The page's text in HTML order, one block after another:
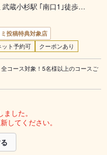
武蔵小杉駅 ｢南口1｣徒歩…
投稿特典対象店
ット予約可 クーポンあり
コース対象！5名様以上のコースご
した。
してください。